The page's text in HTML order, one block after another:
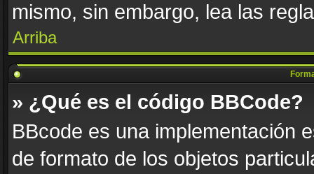
mismo, sin embargo, lea las
Arriba
» ¿Qué es el código BBCode?
BBcode es una implementación
de formato de los objetos